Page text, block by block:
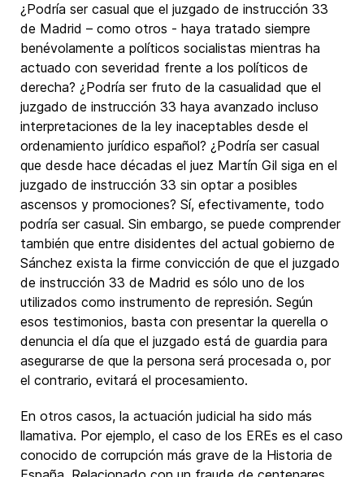
¿Podría ser casual que el juzgado de instrucción 33
de Madrid – como otros - haya tratado siempre
benévolamente a políticos socialistas mientras ha
actuado con severidad frente a los políticos de
derecha? ¿Podría ser fruto de la casualidad que el
juzgado de instrucción 33 haya avanzado incluso
interpretaciones de la ley inaceptables desde el
ordenamiento jurídico español? ¿Podría ser casual
que desde hace décadas el juez Martín Gil siga en el
juzgado de instrucción 33 sin optar a posibles
ascensos y promociones? Sí, efectivamente, todo
podría ser casual. Sin embargo, se puede comprender
también que entre disidentes del actual gobierno de
Sánchez exista la firme convicción de que el juzgado
de instrucción 33 de Madrid es sólo uno de los
utilizados como instrumento de represión. Según
esos testimonios, basta con presentar la querella o
denuncia el día que el juzgado está de guardia para
asegurarse de que la persona será procesada o, por
el contrario, evitará el procesamiento.
En otros casos, la actuación judicial ha sido más
llamativa. Por ejemplo, el caso de los EREs es el caso
conocido de corrupción más grave de la Historia de